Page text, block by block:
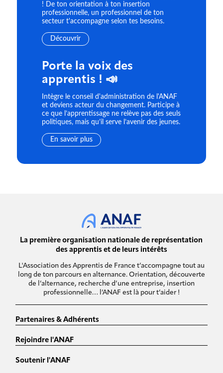
! De ton orientation à ton insertion
professionnelle, un professionnel de ton
secteur t'accompagne selon tes besoins.
Découvrir
Porte la voix des
apprentis ! 📣
Intègre le conseil d'administration de l'ANAF
et deviens acteur du changement. Participe à
ce que l’apprentissage ne relève pas des seuls
politiques, mais qu’il serve l’avenir des jeunes.
En savoir plus
La première organisation nationale de représentation
des apprentis et de leurs intérêts
L'Association des Apprentis de France t’accompagne tout au
long de ton parcours en alternance. Orientation, découverte
de l’alternance, recherche d’une entreprise, insertion
professionnelle… l’ANAF est là pour t’aider !
Partenaires & Adhérents
Rejoindre l'ANAF
Soutenir l'ANAF